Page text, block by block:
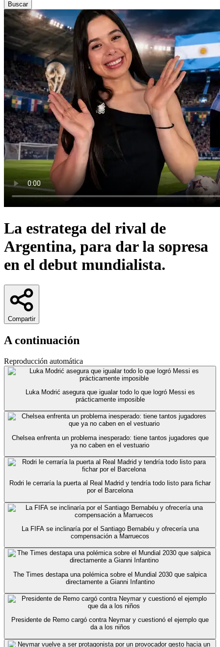
Buscar
La estratega del rival de
Argentina, para dar la sopresa
en el debut mundialista.
Compartir
A continuación
Reproducción automática
Luka Modrić asegura que igualar todo lo que logró Messi es
prácticamente imposible
Chelsea enfrenta un problema inesperado: tiene tantos jugadores que
ya no caben en el vestuario
Rodri le cerraría la puerta al Real Madrid y tendría todo listo para fichar
por el Barcelona
La FIFA se inclinaría por el Santiago Bernabéu y ofrecería una
compensación a Marruecos
The Times destapa una polémica sobre el Mundial 2030 que salpica
directamente a Gianni Infantino
Presidente de Remo cargó contra Neymar y cuestionó el ejemplo que
da a los niños